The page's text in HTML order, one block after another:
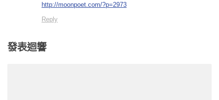
http://moonpoet.com/?p=2973
Reply
發表迴響